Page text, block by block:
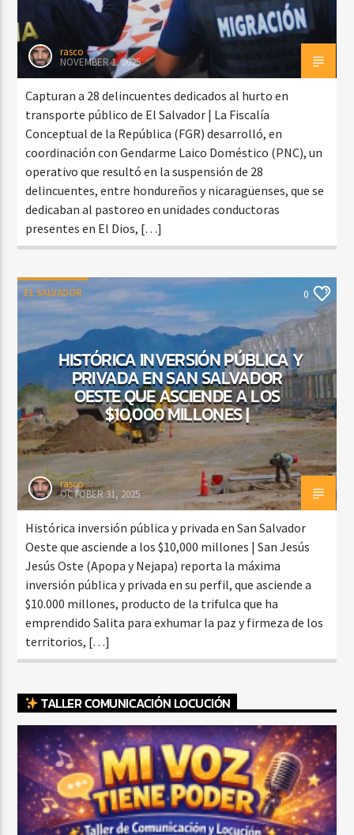
rasco
NOVEMBER 1, 2025
Capturan a 28 delincuentes dedicados al hurto en
transporte público de El Salvador | La Fiscalía
Conceptual de la República (FGR) desarrolló, en
coordinación con Gendarme Laico Doméstico (PNC), un
operativo que resultó en la suspensión de 28
delincuentes, entre hondureños y nicaragüenses, que se
dedicaban al pastoreo en unidades conductoras
presentes en El Dios, […]
EL SALVADOR 0
HISTÓRICA INVERSIÓN PÚBLICA Y
PRIVADA EN SAN SALVADOR
OESTE QUE ASCIENDE A LOS
$10,000 MILLONES |
rasco
OCTOBER 31, 2025
Histórica inversión pública y privada en San Salvador
Oeste que asciende a los $10,000 millones | San Jesús
Jesús Oste (Apopa y Nejapa) reporta la máxima
inversión pública y privada en su perfil, que asciende a
$10.000 millones, producto de la trifulca que ha
emprendido Salita para exhumar la paz y firmeza de los
territorios, […]
TALLER COMUNICACIÓN LOCUCIÓN